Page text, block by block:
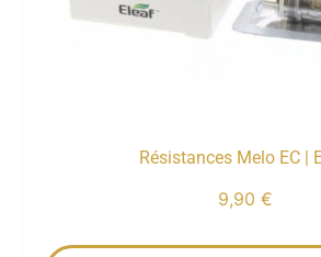
Résistances Melo EC |
9,90 €